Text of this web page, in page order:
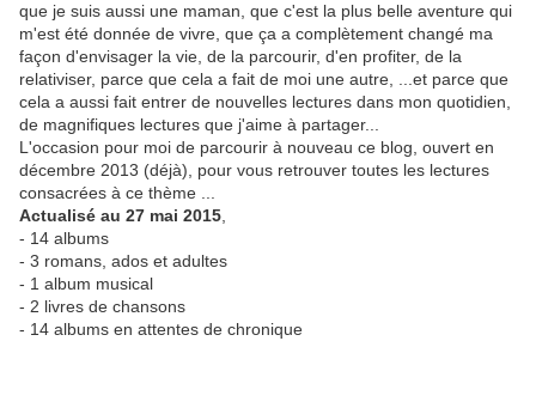
que je suis aussi une maman, que c'est la plus belle aventure qui
m'est été donnée de vivre, que ça a complètement changé ma
façon d'envisager la vie, de la parcourir, d'en profiter, de la
relativiser, parce que cela a fait de moi une autre, ...et parce que
cela a aussi fait entrer de nouvelles lectures dans mon quotidien,
de magnifiques lectures que j'aime à partager...
L'occasion pour moi de parcourir à nouveau ce blog, ouvert en
décembre 2013 (déjà), pour vous retrouver toutes les lectures
consacrées à ce thème ...
Actualisé au 27 mai 2015
- 14 albums
- 3 romans, ados et adultes
- 1 album musical
- 2 livres de chansons
- 14 albums en attentes de chronique